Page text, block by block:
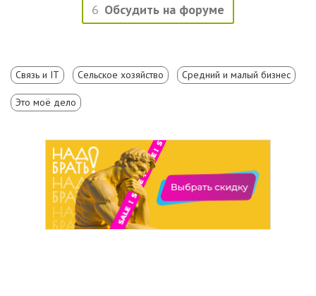
6 Обсудить на форуме
Связь и IT Сельское хозяйство Средний и малый бизнес
Это моё дело